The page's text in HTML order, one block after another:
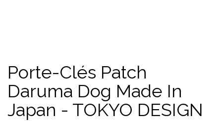
Porte-Clés Patch
Daruma Dog Made In
Japan - TOKYO DESIGN